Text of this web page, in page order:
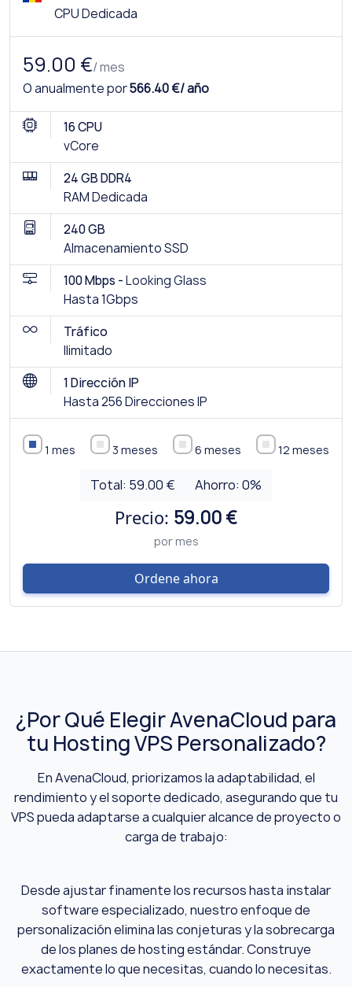
CPU Dedicada
59.00 €/ mes
O anualmente por566.40 €/ año
16 CPU
vCore
24 GB DDR4
RAM Dedicada
240 GB
Almacenamiento SSD
100 Mbps -Looking Glass
Hasta 1Gbps
Tráfico
Ilimitado
1 Dirección IP
Hasta 256 Direcciones IP
1 mes 3 meses 6 meses 12 meses
Total: 59.00 € Ahorro:0%
Precio: 59.00 €
por mes
Ordene ahora
¿Por Qué Elegir AvenaCloud para
tu Hosting VPS Personalizado?
En AvenaCloud, priorizamos la adaptabilidad, el
rendimiento y el soporte dedicado, asegurando que tu
VPS pueda adaptarse a cualquier alcance de proyecto o
carga de trabajo:
Desde ajustar finamente los recursos hasta instalar
software especializado, nuestro enfoque de
personalización elimina las conjeturas y la sobrecarga
de los planes de hosting estándar. Construye
exactamente lo que necesitas, cuando lo necesitas.